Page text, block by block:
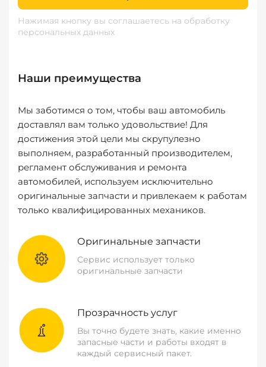
Нажимая кнопку вы соглашаетесь на обработку
персональных данных
Наши преимущества
Мы заботимся о том, чтобы ваш автомобиль
доставлял вам только удовольствие! Для
достижения этой цели мы скрупулезно
выполняем, разработанный производителем,
регламент обслуживания и ремонта
автомобилей, используем исключительно
оригинальные запчасти и привлекаем к работам
только квалифицированных механиков.
Оригинальные запчасти
Сервис использует только
оригинальные запчасти
Прозрачность услуг
Вы точно будете знать, какие именно
запасные части и работы входят в
каждый сервисный пакет.